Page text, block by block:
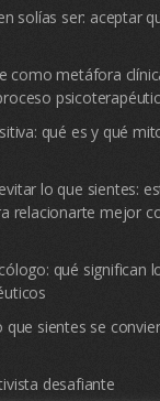
solías ser: aceptar
como metáfora
qué es y qué
lo que sientes:
relacionarte mejor
qué significan
que sientes se
desafiante